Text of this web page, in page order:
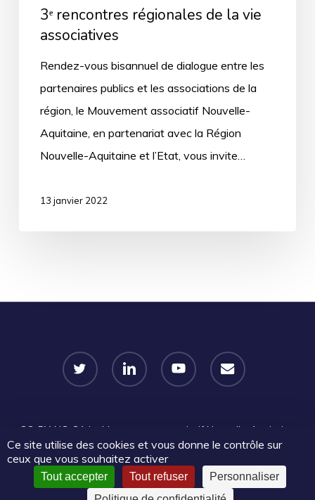
3ᵉ rencontres régionales de la vie
associatives
Rendez-vous bisannuel de dialogue entre les
partenaires publics et les associations de la
région, le Mouvement associatif Nouvelle-
Aquitaine, en partenariat avec la Région
Nouvelle-Aquitaine et l’Etat, vous invite…
13 janvier 2022
twitter linkedin youtube email
CC-BY-NC-SA Le Mouvement associatif Nouvelle-Aquitaine
2026 | Certains droits réservés |Mentions légales|Politique
de confidentialité|🔐​Accès admin
Ce site utilise des cookies et vous donne le contrôle sur
ceux que vous souhaitez activer
Tout accepter Tout refuser
Personnaliser